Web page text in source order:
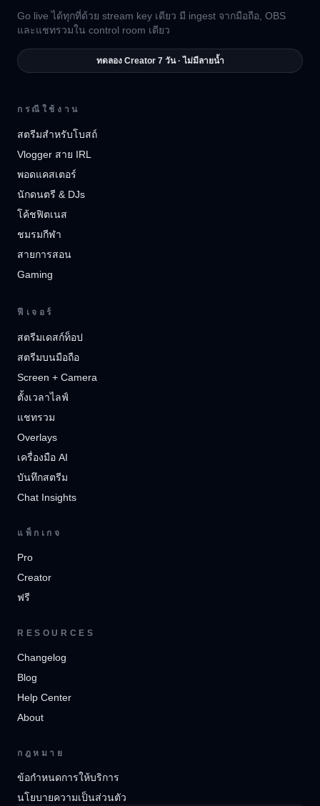
Go live ได้ทุกที่ด้วย stream key เดียว มี ingest จากมือถือ, OBS
และแชทรวมใน control room เดียว
ทดลอง Creator 7 วัน · ไม่มีลายน้ำ
กรณีใช้งาน
สตรีมสำหรับโบสถ์
Vlogger สาย IRL
พอดแคสเตอร์
นักดนตรี & DJs
โค้ชฟิตเนส
ชมรมกีฬา
สายการสอน
Gaming
ฟีเจอร์
สตรีมเดสก์ท็อป
สตรีมบนมือถือ
Screen + Camera
ตั้งเวลาไลฟ์
แชทรวม
Overlays
เครื่องมือ AI
บันทึกสตรีม
Chat Insights
แพ็กเกจ
Pro
Creator
ฟรี
RESOURCES
Changelog
Blog
Help Center
About
กฎหมาย
ข้อกำหนดการให้บริการ
นโยบายความเป็นส่วนตัว